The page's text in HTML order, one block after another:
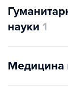
науки 1
Медицина